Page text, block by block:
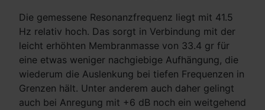
Die gemessene Resonanzfrequenz liegt mit 41.5
Hz relativ hoch. Das sorgt in Verbindung mit der
leicht erhöhten Membranmasse von 33.4 gr für
eine etwas weniger nachgiebige Aufhängung, die
wiederum die Auslenkung bei tiefen Frequenzen in
Grenzen hält. Unter anderem auch daher gelingt
auch bei Anregung mit +6 dB noch ein weitgehend